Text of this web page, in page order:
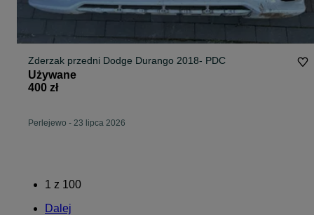
Zderzak przedni Dodge Durango 2018- PDC
Używane
400 zł
Perlejewo - 23 lipca 2026
1 z 100
Dalej